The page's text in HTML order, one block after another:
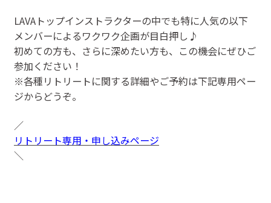
LAVAトップインストラクターの中でも特に人気の以下
メンバーによるワクワク企画が目白押し♪
初めての方も、さらに深めたい方も、この機会にぜひご
参加ください！
※各種リトリートに関する詳細やご予約は下記専用ペー
ジからどうぞ。
／
リトリート専用・申し込みページ
＼